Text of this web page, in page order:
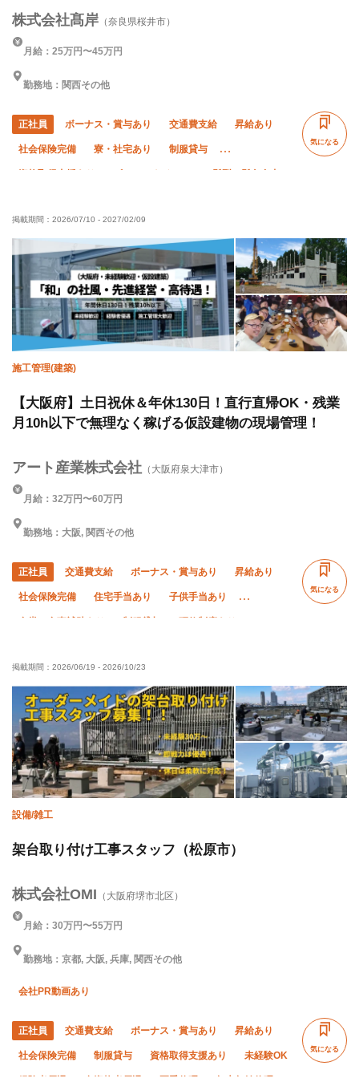
株式会社髙岸 （奈良県桜井市）
月給：25万円〜45万円
勤務地：関西その他
正社員 ボーナス・賞与あり 交通費支給 昇給あり
社会保険完備 寮・社宅あり 制服貸与
有資格者優遇 年齢不問
60代以上活躍中 夜勤あり 直帰・直行OK
車・バイク通勤OK 転勤なし 年末年始休暇 夏季休暇
残業月10時間以下
気になる
掲載期間： 2026/07/10 - 2027/02/09
施工管理(建築)
【大阪府】土日祝休＆年休130日！直行直帰OK・残業
月10h以下で無理なく稼げる仮設建物の現場管理！
アート産業株式会社 （大阪府泉大津市）
月給：32万円〜60万円
勤務地：大阪, 関西その他
正社員 交通費支給 ボーナス・賞与あり 昇給あり
社会保険完備 住宅手当あり 子供手当あり
食堂・食事補助あり 制服貸与 研修制度あり
有資格者優遇 残業月10時間以下
土日休み 完全週休二日制 夏季休暇 年末年始休暇
車・バイク通勤OK 転勤なし
気になる
掲載期間： 2026/06/19 - 2026/10/23
設備/雑工
架台取り付け工事スタッフ（松原市）
株式会社OMI （大阪府堺市北区）
月給：30万円〜55万円
勤務地：京都, 大阪, 兵庫, 関西その他
会社PR動画あり
正社員 交通費支給 ボーナス・賞与あり 昇給あり
社会保険完備 制服貸与 資格取得支援あり 未経験OK
気になる